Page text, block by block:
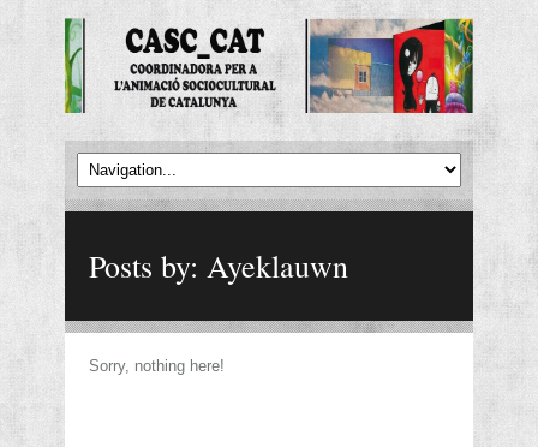
Posts by: Ayeklauwn
Sorry, nothing here!